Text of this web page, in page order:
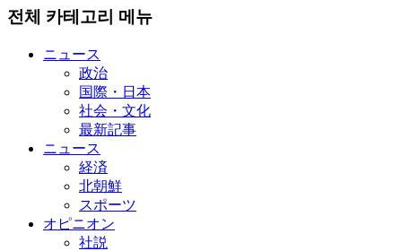
전체 카테고리 메뉴
ニュース
政治
国際・日本
社会・文化
最新記事
ニュース
経済
北朝鮮
スポーツ
オピニオン
社説